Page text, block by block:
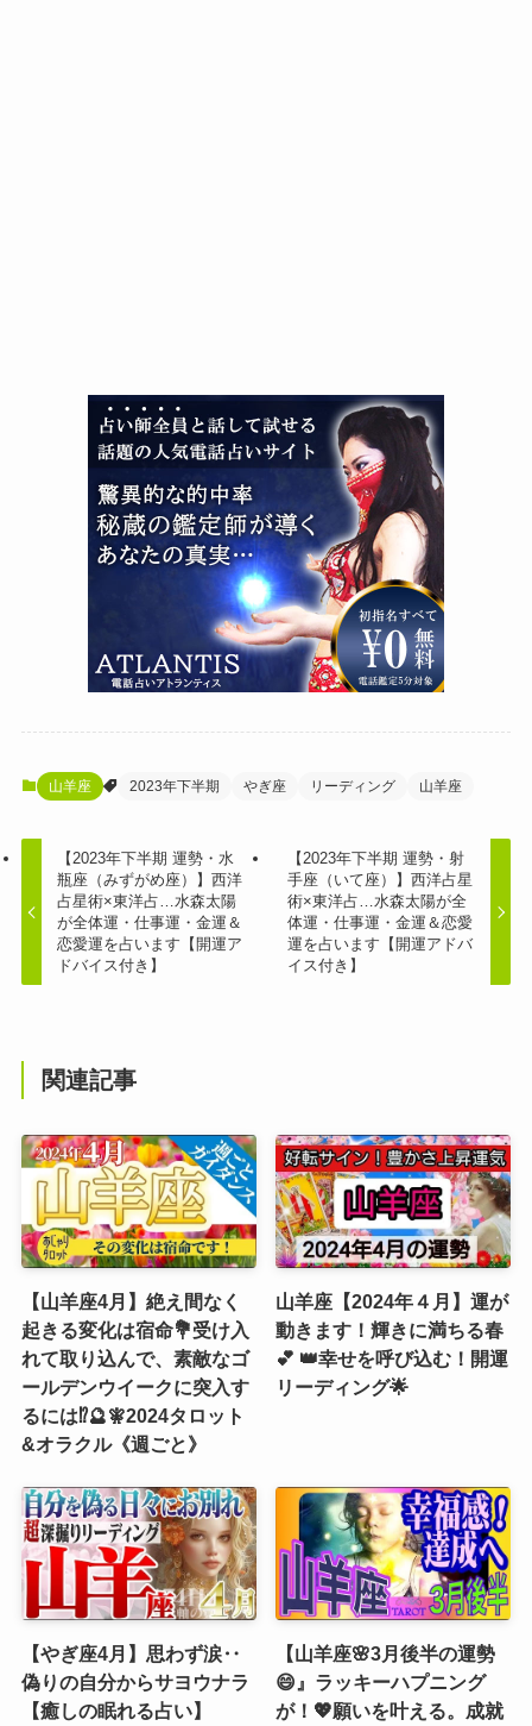
山羊座 2023年下半期 やぎ座 リーディング 山羊座
【2023年下半期 運勢・水
瓶座（みずがめ座）】西洋
占星術×東洋占…水森太陽
が全体運・仕事運・金運＆
恋愛運を占います【開運ア
ドバイス付き】
【2023年下半期 運勢・射
手座（いて座）】西洋占星
術×東洋占…水森太陽が全
体運・仕事運・金運＆恋愛
運を占います【開運アドバ
イス付き】
関連記事
【山羊座4月】絶え間なく
起きる変化は宿命💐受け入
れて取り込んで、素敵なゴ
ールデンウイークに突入す
るには⁉️🔮🧚2024タロット
&オラクル《週ごと》
山羊座【2024年４月】運が
動きます！輝きに満ちる春
💕 👑幸せを呼び込む！開運
リーディング🌟
【やぎ座4月】思わず涙‥
偽りの自分からサヨウナラ
【癒しの眠れる占い】
【山羊座🌸3月後半の運勢
😄』ラッキーハプニング
が！💖願いを叶える。成就